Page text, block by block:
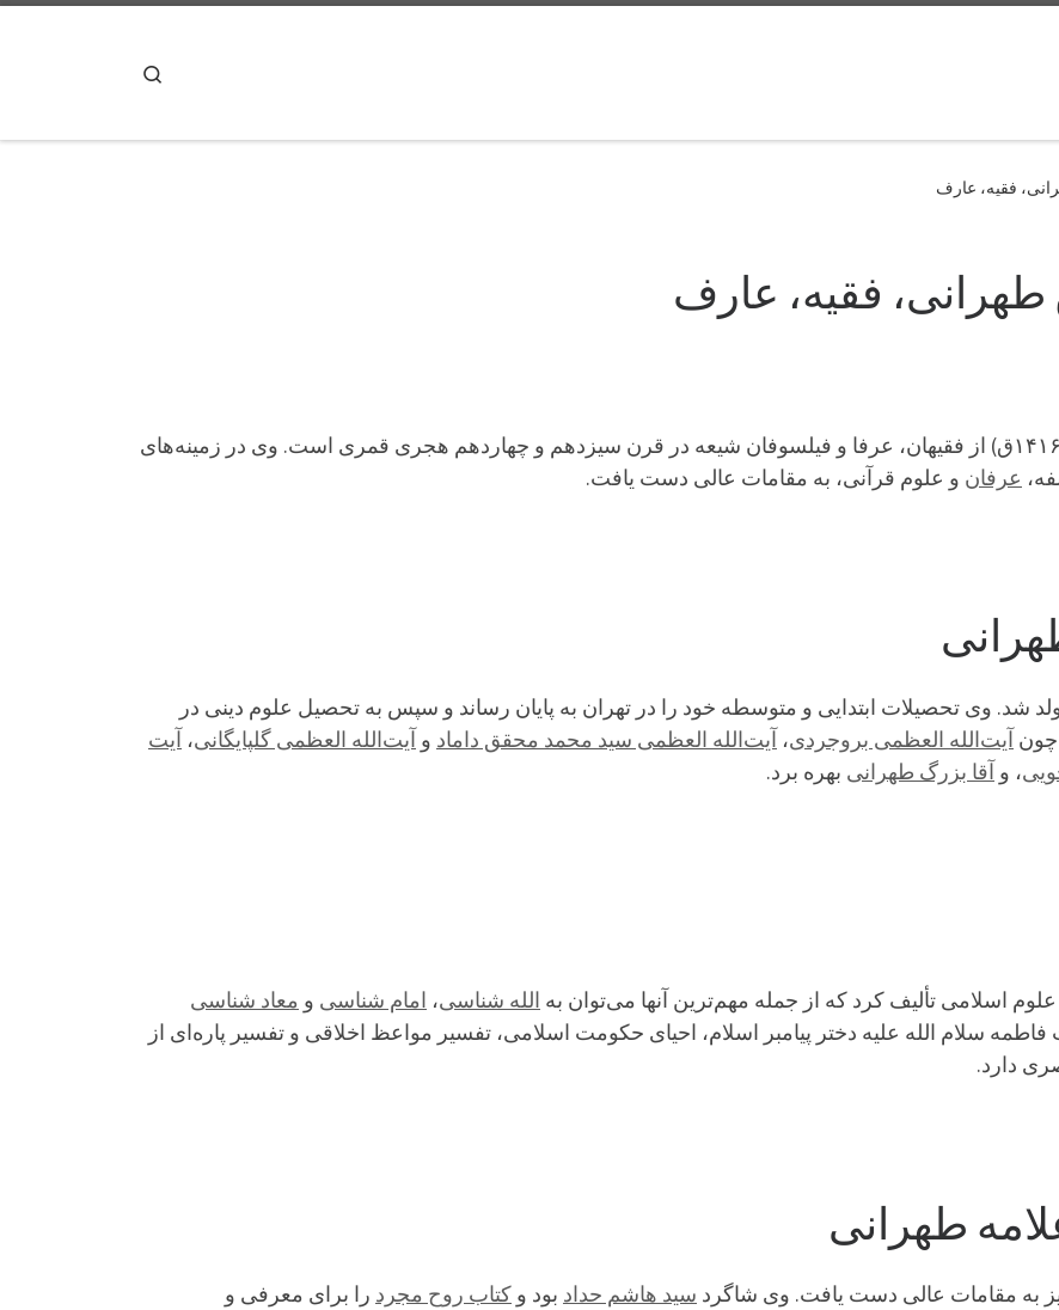
فقیه، عارف
فقیه، عارف
(۱۳۴۵-۱۴۱۶ق) از فقیهان، عرفا و فیلسوفان شیعه در قرن سیزدهم و چهاردهم هجری قمری است. وی در زمینه‌های
عرفان و علوم قرآنی، به مقامات عالی دست یافت.
محرم ۱۳۴۵ق در تهران متولد شد. وی تحصیلات ابتدایی و متوسطه خود را در تهران به پایان رساند و سپس به تحصیل علوم دینی در
چون آیت‌الله العظمی بروجردی، آیت‌الله العظمی سید محمد محقق داماد و آیت‌الله العظمی گلپایگانی، آیت
، و آقا بزرگ طهرانی بهره برد.
اسلامی تألیف کرد که از جمله مهم‌ترین آنها می‌توان به الله ‌شناسی، امام‌ شناسی و معاد شناسی
سلام الله علیه دختر پیامبر اسلام، احیای حکومت اسلامی، تفسیر مواعظ اخلاقی و تفسیر پاره‌ای از
دارد.
طهرانی
به مقامات عالی دست یافت. وی شاگرد سید هاشم حداد بود و کتاب روح مجرد را برای معرفی و